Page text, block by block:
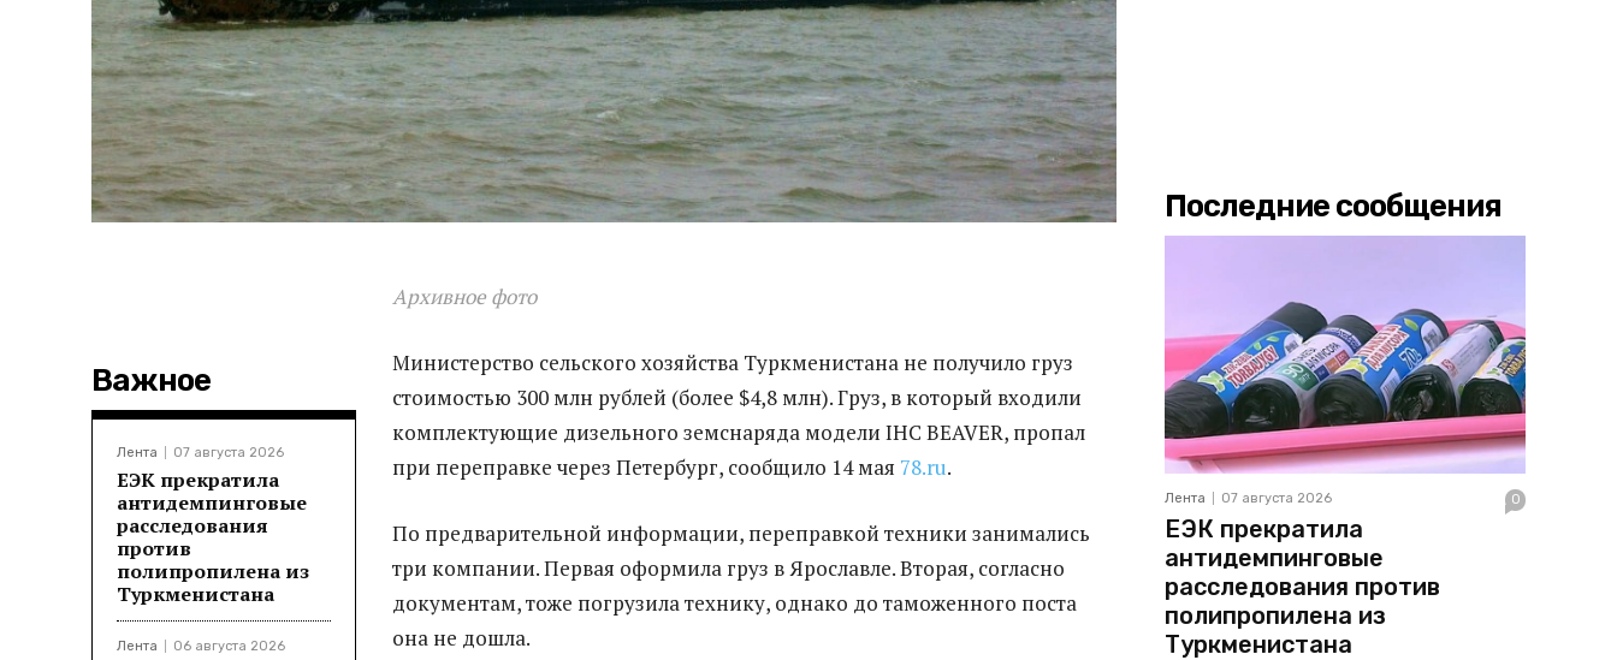
Важное
Лента 07 августа 2026
ЕЭК прекратила
антидемпинговые
расследования
против
полипропилена из
Туркменистана
Лента 06 августа 2026
Архивное фото
Министерство сельского хозяйства Туркменистана не получило груз
стоимостью 300 млн рублей (более $4,8 млн). Груз, в который входили
комплектующие дизельного земснаряда модели IHC BEAVER, пропал
при переправке через Петербург, сообщило 14 мая 78.ru.
По предварительной информации, переправкой техники занимались
три компании. Первая оформила груз в Ярославле. Вторая, согласно
документам, тоже погрузила технику, однако до таможенного поста
она не дошла.
Последние сообщения
Лента 07 августа 2026 0
ЕЭК прекратила
антидемпинговые
расследования против
полипропилена из
Туркменистана